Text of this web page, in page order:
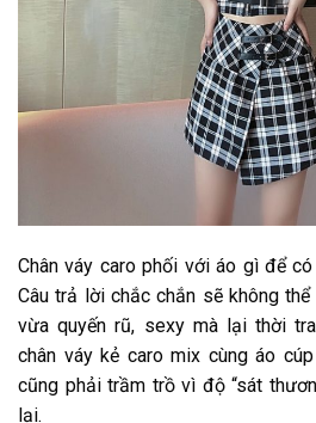
Chân váy caro phối với áo gì để
Câu trả lời chắc chắn sẽ không
vừa quyến rũ, sexy mà lại thời
chân váy kẻ caro mix cùng áo
cũng phải trầm trồ vì độ “sát
lại.